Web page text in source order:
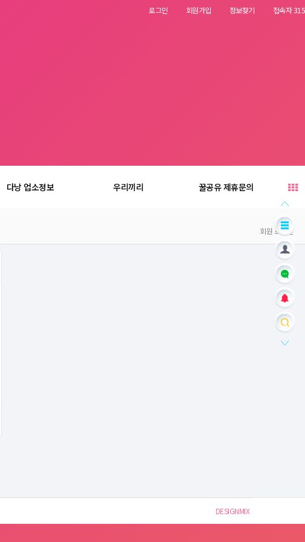
로그인 회원가입 정보찾기 접속자 315
다낭 업소정보 우리끼리 꿀공유 제휴문의
회원 로그인
DESIGNMIX